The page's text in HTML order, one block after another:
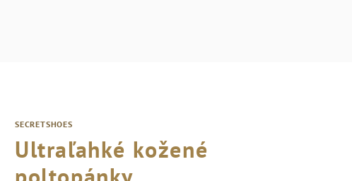
SECRETSHOES
Ultraľahké kožené